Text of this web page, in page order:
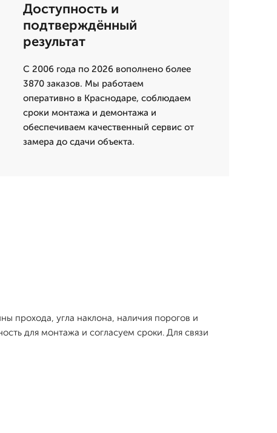
Доступность и
подтверждённый
результат
С 2006 года по 2026 вополнено более
3870 заказов. Мы работаем
оперативно в Краснодаре, соблюдаем
сроки монтажа и демонтажа и
обеспечиваем качественный сервис от
замера до сдачи объекта.
прохода, угла наклона, наличия порогов и
для монтажа и согласуем сроки. Для связи